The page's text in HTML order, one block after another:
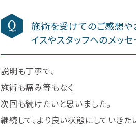
施術を受けてのご感想や
イスやスタッフへのメッ
説明も丁寧で、
施術も痛み等もなく
次回も続けたいと思いました。
継続して、より良い状態にしていきた